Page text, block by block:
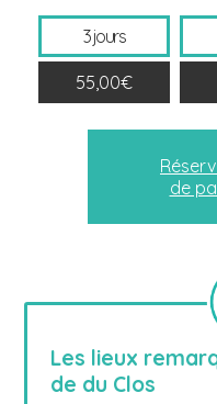
3 jours
55,00€
de
Les lieux
de du Clos